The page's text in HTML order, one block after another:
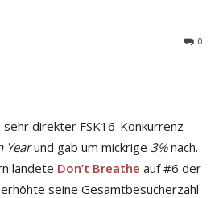
0
direkter FSK16-Konkurrenz
Yearund gab um mickrige 3%nach.
landete Don’t Breathe auf #6 der
seine Gesamtbesucherzahl